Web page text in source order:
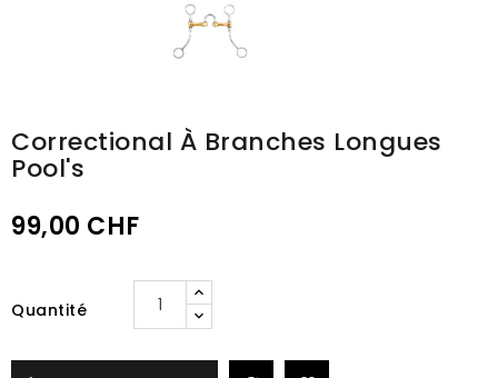
Correctional À Branches Longues
Pool's
99,00 CHF
Quantité